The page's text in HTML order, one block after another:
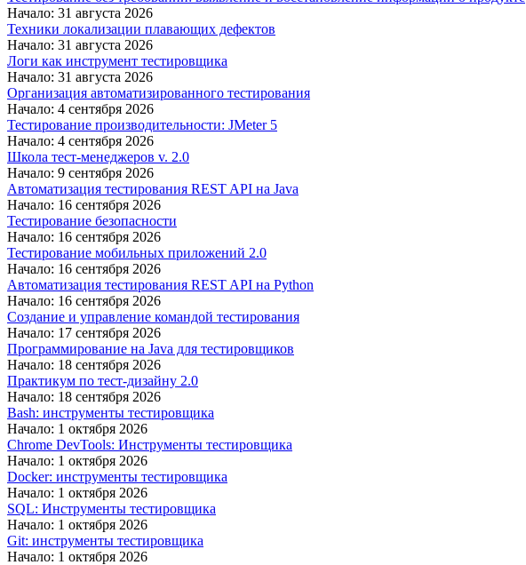
Начало: 31 августа 2026
Техники локализации плавающих дефектов
Начало: 31 августа 2026
Логи как инструмент тестировщика
Начало: 31 августа 2026
Организация автоматизированного тестирования
Начало: 4 сентября 2026
Тестирование производительности: JMeter 5
Начало: 4 сентября 2026
Школа тест-менеджеров v. 2.0
Начало: 9 сентября 2026
Автоматизация тестирования REST API на Java
Начало: 16 сентября 2026
Тестирование безопасности
Начало: 16 сентября 2026
Тестирование мобильных приложений 2.0
Начало: 16 сентября 2026
Автоматизация тестирования REST API на Python
Начало: 16 сентября 2026
Создание и управление командой тестирования
Начало: 17 сентября 2026
Программирование на Java для тестировщиков
Начало: 18 сентября 2026
Практикум по тест-дизайну 2.0
Начало: 18 сентября 2026
Bash: инструменты тестировщика
Начало: 1 октября 2026
Chrome DevTools: Инструменты тестировщика
Начало: 1 октября 2026
Docker: инструменты тестировщика
Начало: 1 октября 2026
SQL: Инструменты тестировщика
Начало: 1 октября 2026
Git: инструменты тестировщика
Начало: 1 октября 2026